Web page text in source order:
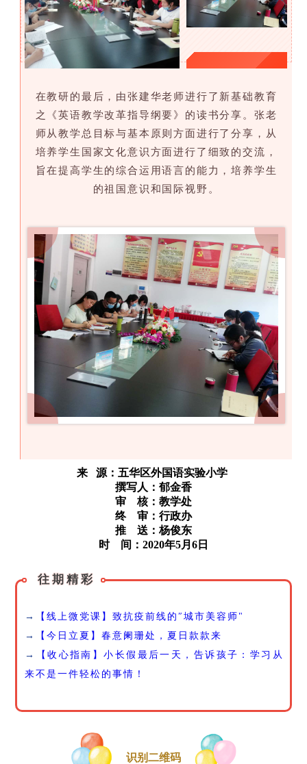
_
在教研的最后，由张建华老师进行了新基础教育
之《英语教学改革指导纲要》的读书分享。张老
师从教学总目标与基本原则方面进行了分享，从
培养学生国家文化意识方面进行了细致的交流，
旨在提高学生的综合运用语言的能力，培养学生
的祖国意识和国际视野。
来 源： 五华区外国语实验小学
撰写人： 郁金香
审 核：教学处
终 审：行政办
推 送：杨俊东
时 间：2020年5月6日
往期精彩
→
【线上微党课】致抗疫前线的″城市美容师"
→
【今日立夏】春意阑珊处，夏日款款来
→
【收心指南】小长假最后一天，告诉孩子：学习从
来不是一件轻松的事情！
识别二维码